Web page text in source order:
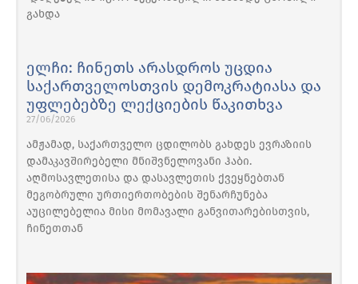
გახდა
ელჩი: ჩინეთს არასდროს უცდია
საქართველოსთვის დემოკრატიასა და
უფლებებზე ლექციების წაკითხვა
27/06/2026
ამჟამად, საქართველო ცდილობს გახდეს ევრაზიის
დამაკავშირებელი მნიშვნელოვანი ჰაბი.
აღმოსავლეთისა და დასავლეთის ქვეყნებთან
მეგობრული ურთიერთობების შენარჩუნება
აუცილებელია მისი მომავალი განვითარებისთვის,
ჩინეთთან